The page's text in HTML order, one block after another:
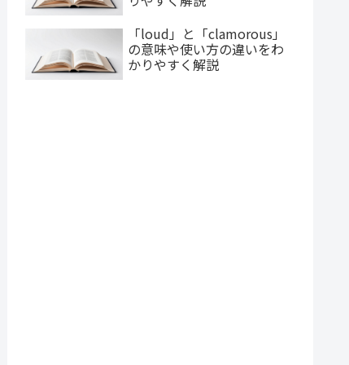
「loud」と「clamorous」
の意味や使い方の違いをわ
かりやすく解説